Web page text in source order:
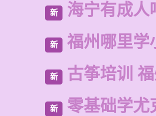
新 海宁有成人
新 福州哪里学
新 古筝培训
新 零基础学尤